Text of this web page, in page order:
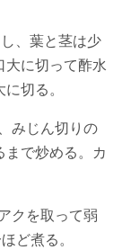
、葉と茎は少
大に切って酢水
切る。
みじん切りの
まで炒める。カ
クを取って弱
ど煮る。